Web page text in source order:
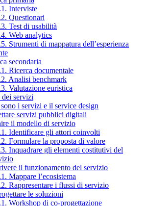
Interviste
Questionari
Test di usabilità
Web analytics
Strumenti di mappatura dell’esperienza
secondaria
Ricerca documentale
Analisi benchmark
Valutazione euristica
dei servizi
i servizi e il service design
servizi pubblici digitali
il modello di servizio
Identificare gli attori coinvolti
Formulare la proposta di valore
Inquadrare gli elementi costitutivi del
il funzionamento del servizio
Mappare l’ecosistema
Rappresentare i flussi di servizio
le soluzioni
Workshop di co-progettazione